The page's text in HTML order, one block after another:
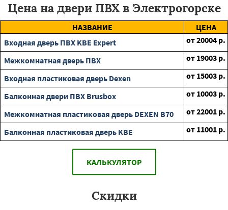
Цена на двери ПВХ в Электрогорске
НАЗВАНИЕ
ЦЕНА
Входная дверь ПВХ KBE Expert
от20004 р.
Межкомнатная дверь ПВХ
от 19003 р.
Входная пластиковая дверь Dexen
от 15003 р.
Балконная двери ПВХ Brusbox
от 10003 р.
Межкомнатная пластиковая дверь DEXEN B70
от22001 р.
Балконная пластиковая дверь KBE
от 11001 р.
КАЛЬКУЛЯТОР
Скидки